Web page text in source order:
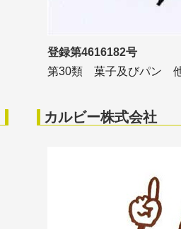
登録第4616182号
第30類 菓子及びパン
カルビー株式会社